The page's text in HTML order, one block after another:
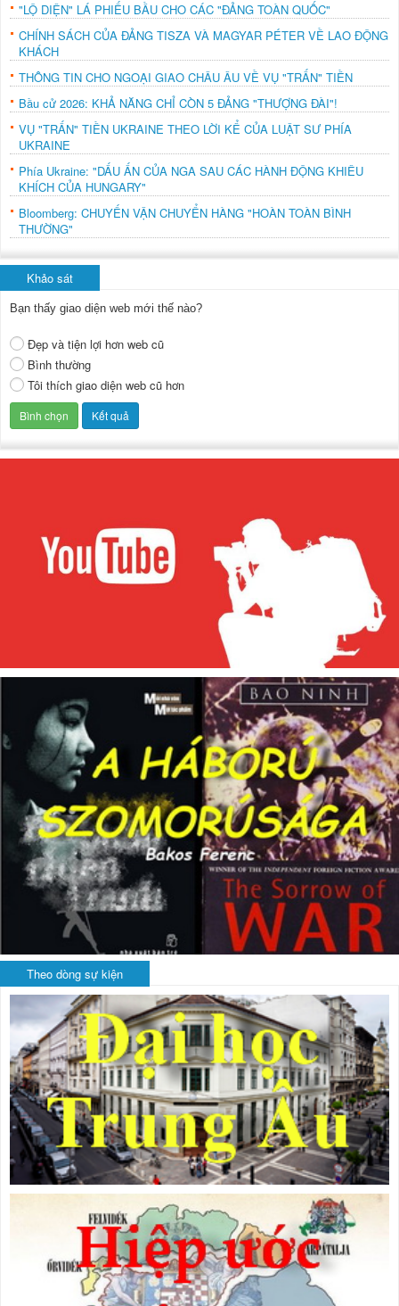
"LỘ DIỆN" LÁ PHIẾU BẦU CHO CÁC "ĐẢNG TOÀN QUỐC"
CHÍNH SÁCH CỦA ĐẢNG TISZA VÀ MAGYAR PÉTER VỀ LAO ĐỘNG
KHÁCH
THÔNG TIN CHO NGOẠI GIAO CHÂU ÂU VỀ VỤ "TRẤN" TIỀN
Bầu cử 2026: KHẢ NĂNG CHỈ CÒN 5 ĐẢNG "THƯỢNG ĐÀI"!
VỤ "TRẤN" TIỀN UKRAINE THEO LỜI KỂ CỦA LUẬT SƯ PHÍA
UKRAINE
Phía Ukraine: "DẤU ẤN CỦA NGA SAU CÁC HÀNH ĐỘNG KHIÊU
KHÍCH CỦA HUNGARY"
Bloomberg: CHUYẾN VẬN CHUYỂN HÀNG "HOÀN TOÀN BÌNH
THƯỜNG"
Khảo sát
Bạn thấy giao diện web mới thế nào?
Đẹp và tiện lợi hơn web cũ
Bình thường
Tôi thích giao diện web cũ hơn
Theo dòng sự kiện